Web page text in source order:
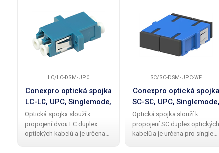
LC/LC-DSM-UPC
Conexpro optická spojka
LC-LC, UPC, Singlemode,
Duplex
Optická spojka slouží k
propojení dvou LC duplex
optických kabelů a je určena
SC/SC-DSM-UPC-WF
Conexpro optická spojka
SC-SC, UPC, Singlemode,
Duplex, bez příruby
Optická spojka slouží k
propojení SC duplex optických
kabelů a je určena pro single